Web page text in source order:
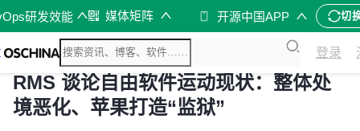
研发效能 媒体矩阵 开源中国APP 切
登录
RMS 谈论自由软件运动现状：整体处
境恶化、苹果打造“监狱”